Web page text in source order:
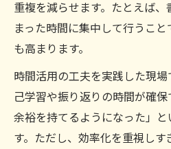
重複を減らせます。たとえば
まった時間に集中して行うこ
も高まります。
時間活用の工夫を実践した現
己学習や振り返りの時間が確
余裕を持てるようになった」
す。ただし、効率化を重視し